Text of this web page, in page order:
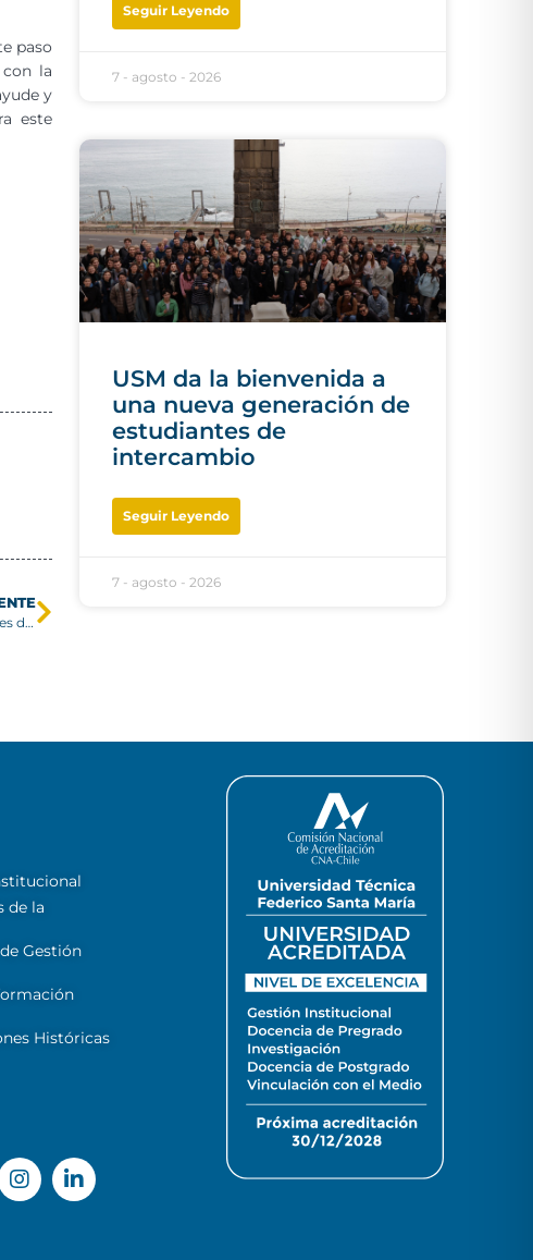
paso
la
y
este
La Orquesta de Cámara de Chile presentará musicalizaciones de las películas de Raúl Ruiz en el Teatro Aula Magna
Seguir Leyendo
7 - agosto - 2026
USM da la bienvenida a
una nueva generación de
estudiantes de
intercambio
Seguir Leyendo
7 - agosto - 2026
de la
Gestión
Históricas